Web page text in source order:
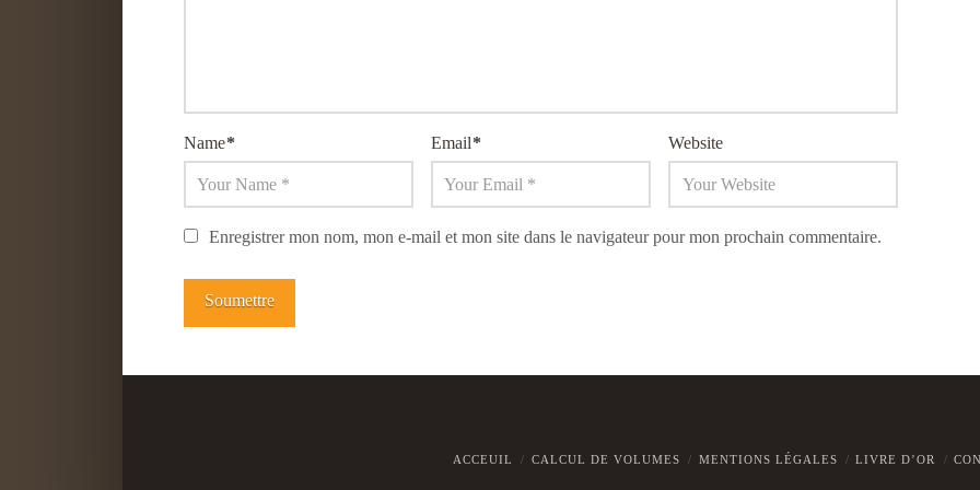
Name* Email* Website
Enregistrer mon nom, mon e-mail et mon site dans le navigateur pour mon prochain commentaire.
ACCEUIL CALCUL DE VOLUMES MENTIONS LÉGALES LIVRE D’OR